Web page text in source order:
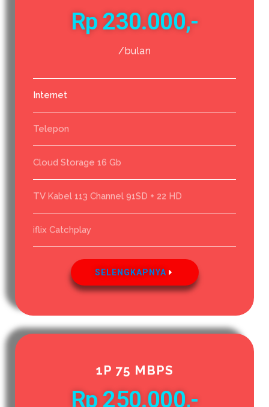
Rp 230.000,-
/bulan
Internet
Telepon
Cloud Storage 16 Gb
TV Kabel 113 Channel 91SD + 22 HD
iflix Catchplay
SELENGKAPNYA
1P 75 MBPS
Rp 250.000,-